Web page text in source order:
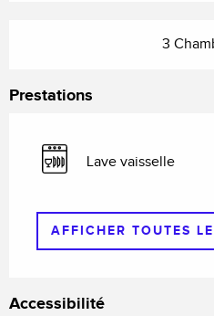
3
Prestations
Lave vaisselle
AFFICHER TOUTES
Accessibilité